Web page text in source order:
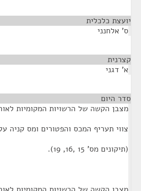
יועצת כלכלית
ס' אלחנני
קצרנית
א' דגני
סדר היום
מצבן הקשה של הרשויות המקומיות
צווי תעריף המכס והפטורים ומס קניה
(תיקונים מס' 15 ,16, 19).